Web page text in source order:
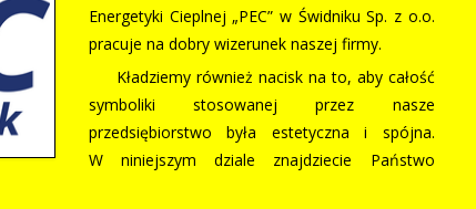
Energetyki Cieplnej „PEC” w Świdniku Sp. z o.o.
pracuje na dobry wizerunek naszej firmy.
Kładziemy również nacisk na to, aby całość
symboliki stosowanej przez nasze
przedsiębiorstwo była estetyczna i spójna.
W niniejszym dziale znajdziecie Państwo